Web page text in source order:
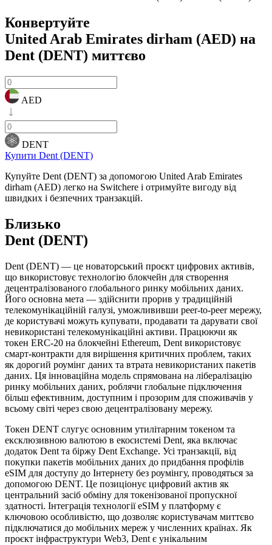
Конвертуйте
United Arab Emirates dirham (AED) на
Dent (DENT) миттєво
AED
DENT
Купити Dent (DENT)
Купуйте Dent (DENT) за допомогою United Arab Emirates
dirham (AED) легко на Switchere і отримуйте вигоду від
швидких і безпечних транзакцій.
Близько
Dent (DENT)
Dent (DENT) — це новаторський проєкт цифрових активів,
що використовує технологію блокчейн для створення
децентралізованого глобального ринку мобільних даних.
Його основна мета — здійснити прорив у традиційній
телекомунікаційній галузі, уможлививши peer-to-peer мережу,
де користувачі можуть купувати, продавати та дарувати свої
невикористані телекомунікаційні активи. Працюючи як
токен ERC-20 на блокчейні Ethereum, Dent використовує
смарт-контракти для вирішення критичних проблем, таких
як дорогий роумінг даних та втрата невикористаних пакетів
даних. Ця інноваційна модель спрямована на лібералізацію
ринку мобільних даних, роблячи глобальне підключення
більш ефективним, доступним і прозорим для споживачів у
всьому світі через свою децентралізовану мережу.
Токен DENT слугує основним утилітарним токеном та
ексклюзивною валютою в екосистемі Dent, яка включає
додаток Dent та біржу Dent Exchange. Усі транзакції, від
покупки пакетів мобільних даних до придбання профілів
eSIM для доступу до Інтернету без роумінгу, проводяться за
допомогою DENT. Це позиціонує цифровий актив як
центральний засіб обміну для токенізованої пропускної
здатності. Інтеграція технології eSIM у платформу є
ключовою особливістю, що дозволяє користувачам миттєво
підключатися до мобільних мереж у численних країнах. Як
проєкт інфраструктури Web3, Dent є унікальним